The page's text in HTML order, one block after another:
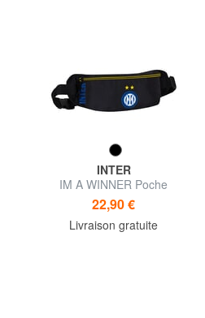
INTER
IM A WINNER Poche
intérieure
22,90 €
Livraison gratuite